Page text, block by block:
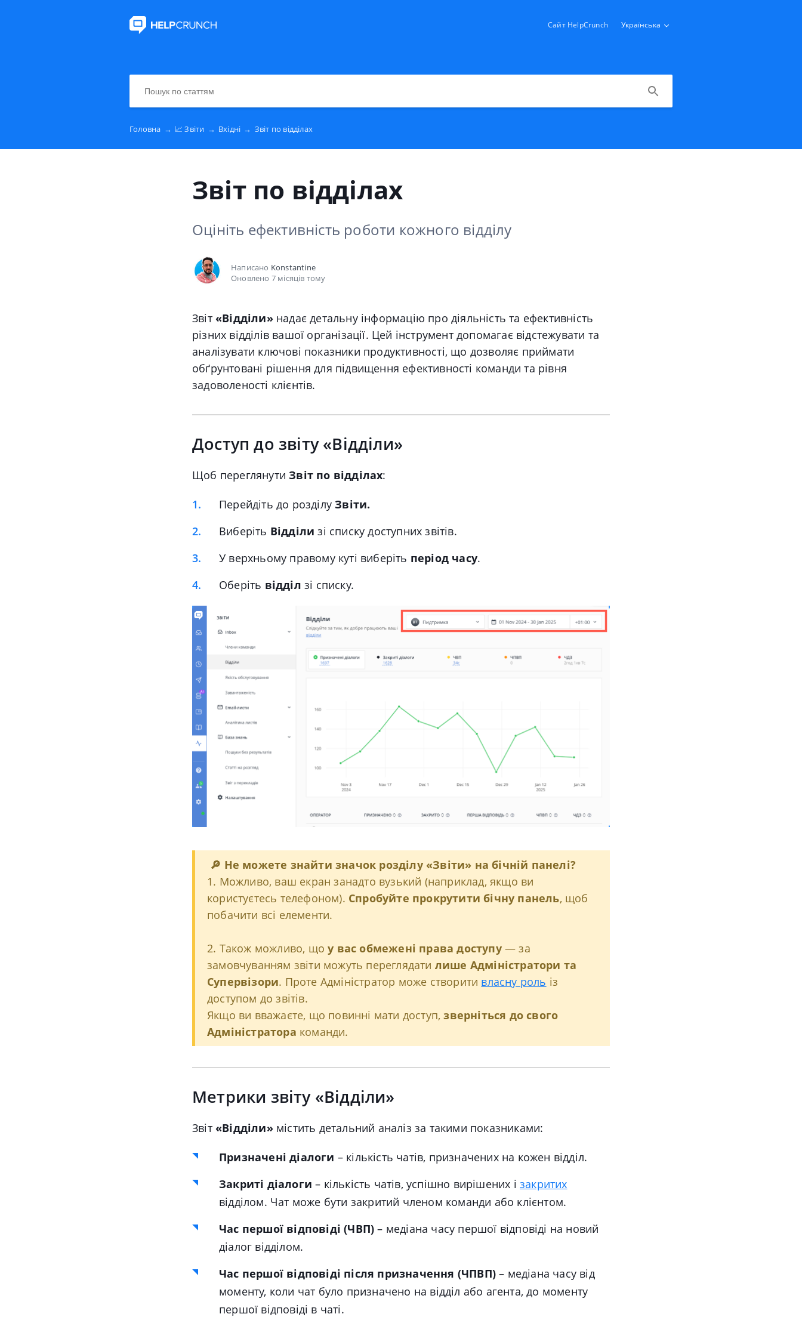
Сайт HelpCrunch Українська
Головна → 📈 Звіти → Вхідні → Звіт по відділах
Звіт по відділах
Оцініть ефективність роботи кожного відділу
Написано Konstantine
Оновлено 7 місяців тому
Звіт «Відділи»надає детальну інформацію про діяльність та ефективність
різних відділів вашої організації. Цей інструмент допомагає відстежувати та
аналізувати ключові показники продуктивності, що дозволяє приймати
обґрунтовані рішення для підвищення ефективності команди та рівня
задоволеності клієнтів.
Доступ до звіту «Відділи»
Щоб переглянути Звіт по відділах:
Перейдіть до розділу Звіти.
Виберіть Відділи зі списку доступних звітів.
У верхньому правому куті виберіть період часу.
Оберіть відділ зі списку.
🔎 Не можете знайти значок розділу «Звіти» на бічній панелі?
1. Можливо, ваш екран занадто вузький (наприклад, якщо ви
користуєтесь телефоном). Спробуйте прокрутити бічну панель, щоб
побачити всі елементи.
2. Також можливо, щоу вас обмежені права доступу— за
замовчуванням звіти можуть переглядати лише Адміністратори та
Супервізори. Проте Адміністратор може створити власну роль із
доступом до звітів.
Якщо ви вважаєте, що повинні мати доступ,зверніться до свого
Адміністратора команди.
Метрики звіту «Відділи»
Звіт «Відділи»містить детальний аналіз за такими показниками:
Призначені діалоги – кількість чатів, призначених на кожен відділ.
Закриті діалоги – кількість чатів, успішно вирішених ізакритих
відділом. Чат може бути закритий членом команди або клієнтом.
Час першої відповіді (ЧВП) – медіана часу першої відповіді на новий
діалог відділом.
Час першої відповіді після призначення (ЧПВП) – медіана часу від
моменту, коли чат було призначено на відділ або агента, до моменту
першої відповіді в чаті.